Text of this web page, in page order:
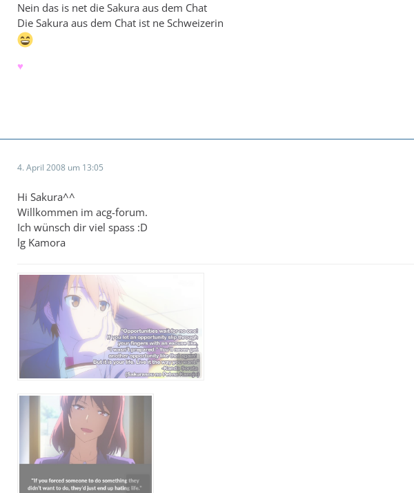
Nein das is net die Sakura aus dem Chat
Die Sakura aus dem Chat ist ne Schweizerin
♥
4. April 2008 um 13:05
Hi Sakura^^
Willkommen im acg-forum.
Ich wünsch dir viel spass :D
lg Kamora